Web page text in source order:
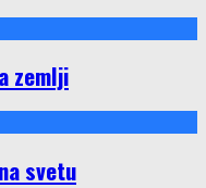
zemlji
svetu